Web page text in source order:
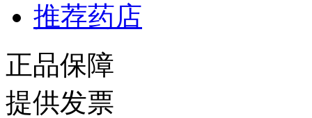
推荐药店
正品保障
提供发票